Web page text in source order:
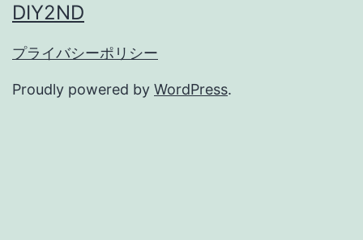
DIY2ND
プライバシーポリシー
Proudly powered by WordPress.